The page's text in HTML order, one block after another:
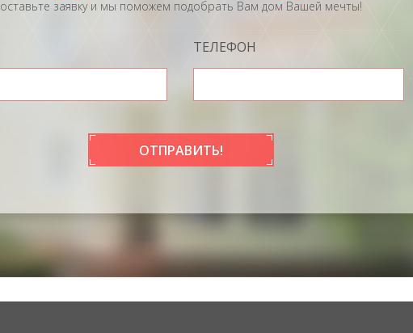
оставьте заявку и мы поможем подобрать Вам дом Вашей мечты!
ТЕЛЕФОН
ОТПРАВИТЬ!